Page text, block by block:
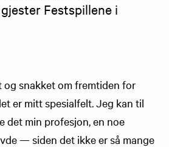
Festspillene i
snakket om fremtiden for
er mitt spesialfelt. Jeg kan til
det min profesjon, en noe
— siden det ikke er så mange